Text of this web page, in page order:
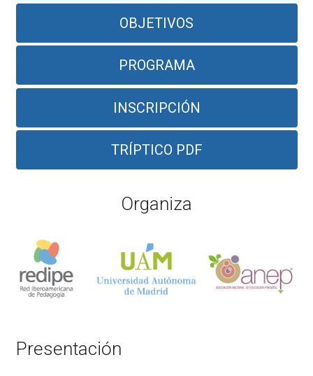
OBJETIVOS
PROGRAMA
INSCRIPCIÓN
TRÍPTICO PDF
Organiza
Presentación